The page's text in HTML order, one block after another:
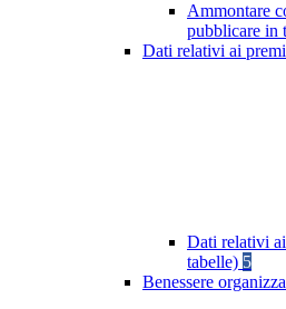
Ammontare
pubblicare in
Dati relativi ai premi
Dati relativi
tabelle) 5
Benessere